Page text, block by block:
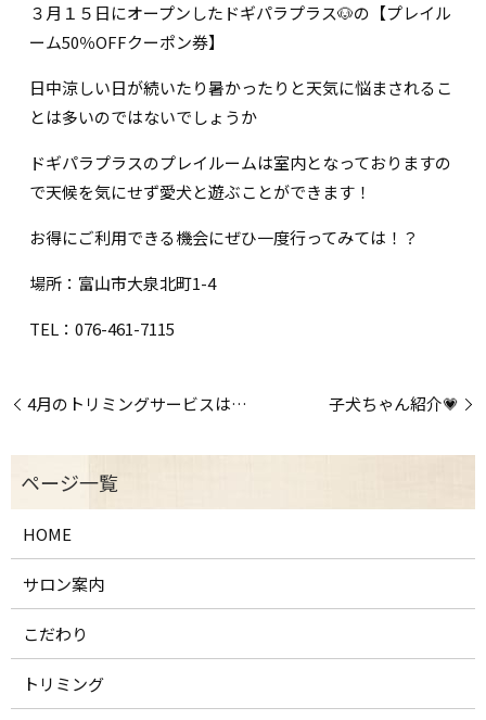
３月１５日にオープンしたドギパラプラス🐶の【プレイル
ーム50％OFFクーポン券】
日中涼しい日が続いたり暑かったりと天気に悩まされるこ
とは多いのではないでしょうか
ドギパラプラスのプレイルームは室内となっておりますの
で天候を気にせず愛犬と遊ぶことができます！
お得にご利用できる機会にぜひ一度行ってみては！？
場所：富山市大泉北町1-4
TEL：076-461-7115
4月のトリミングサービスは… 子犬ちゃん紹介💗
HOME
サロン案内
こだわり
トリミング